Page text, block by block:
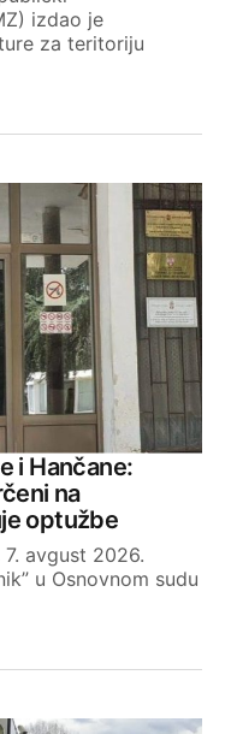
izdao je
za teritoriju
i Hančane:
na
optužbe
avgust 2026.
u Osnovnom sudu